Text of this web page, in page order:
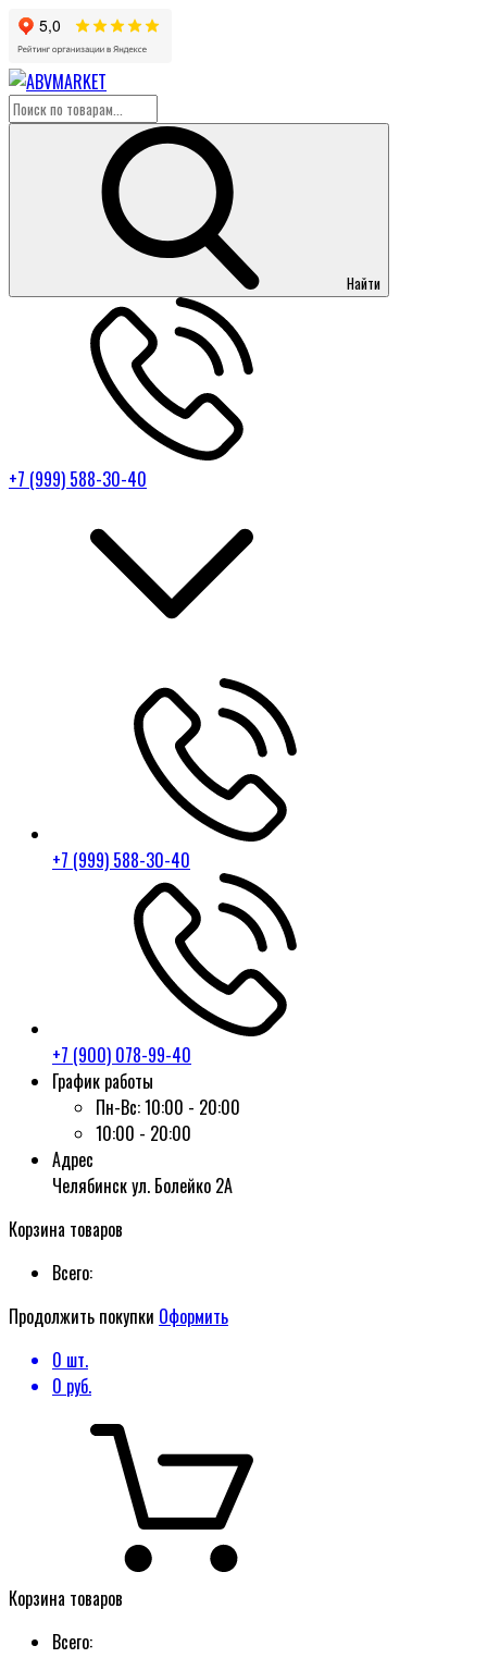
Найти
+7 (999) 588-30-40
+7 (999) 588-30-40
+7 (900) 078-99-40
График работы
Пн-Вс:10:00 - 20:00
10:00 - 20:00
Адрес
Челябинск ул. Болейко 2А
Корзина товаров
Всего:
Продолжить покупки Оформить
0 шт.
0 руб.
Корзина товаров
Всего: